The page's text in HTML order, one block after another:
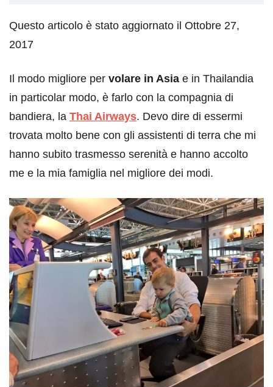
Questo articolo è stato aggiornato il Ottobre 27,
2017
Il modo migliore per volare in Asia e in Thailandia
in particolar modo, è farlo con la compagnia di
bandiera, la Thai Airways. Devo dire di essermi
trovata molto bene con gli assistenti di terra che mi
hanno subito trasmesso serenità e hanno accolto
me e la mia famiglia nel migliore dei modi.